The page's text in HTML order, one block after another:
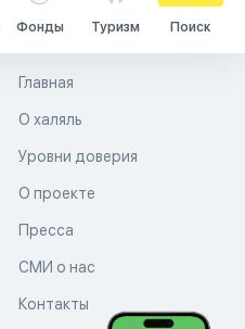
Фонды Туризм Поиск
Главная
О халяль
Уровни доверия
О проекте
Пресса
СМИ о нас
Контакты